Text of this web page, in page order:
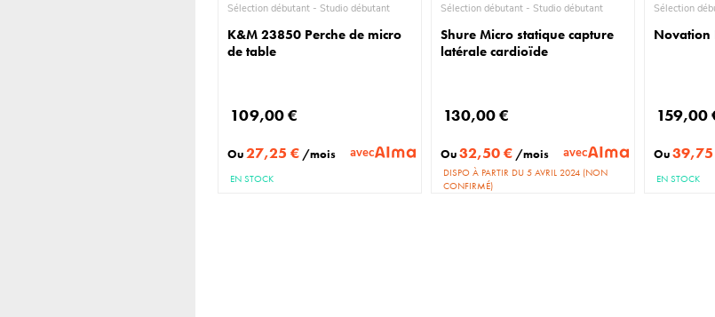
Sélection débutant - Studio débutant
K&M 23850 Perche de micro
de table
109,00 €
Ou27,25 € /mois avec
EN STOCK
Sélection débutant - Studio débutant
Shure Micro statique capture
latérale cardioïde
130,00 €
Ou32,50 € /mois avec
DISPO À PARTIR DU 5 AVRIL 2024 (NON
CONFIRMÉ)
Novation
159,00
Ou
EN STOCK